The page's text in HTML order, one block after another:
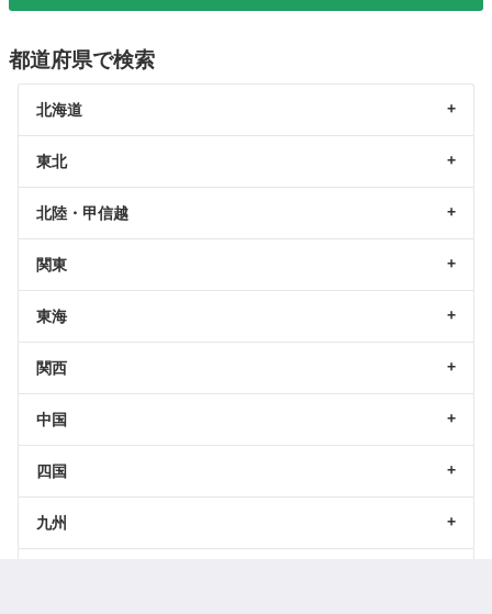
都道府県で検索
北海道
東北
北陸・甲信越
関東
東海
関西
中国
四国
九州